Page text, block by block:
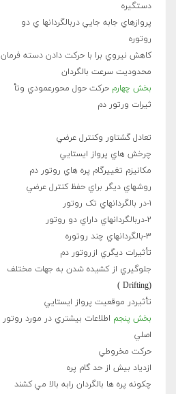
دستگيره
پروازهاي جابه جايي دربالگردانها ي دو
روتوره
کاهش نيروي برا با حرکت دادن دسته فرمان
محدوديت سرعت بالگردان
بخش چهارم حرکت حول محورعمودي وتأ
ثيرات ورتور دم
تعادل گشتاور وکنترل عرضي
چرخش هاي پرواز ايستايي
مکانيزم تغييرگام پره هاي روتور دم
روشهاي ديگر براي حفظ کنترل عرضي
۱-در بالگردانهاي تک روتور
۲-دربالگردانهاي داراي دو روتور
۳-بالگردانهاي چند روتوره
تأثيرات ديگري ازروتور دم
جلوگيري از کشيده شدن به جهات مختلف
(Drifting )
تأثيردر موقعيت پرواز ايستايي
بخش پنجم اطلاعات بيشتري در مورد روتور
اصلي
حرکت مخروطي
ازدياد بيش از حد گام پره
چکونه پره ها بالگردان رابه بالا مي کشند